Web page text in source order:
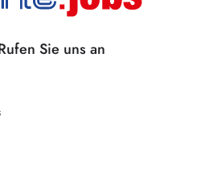
Sie uns an